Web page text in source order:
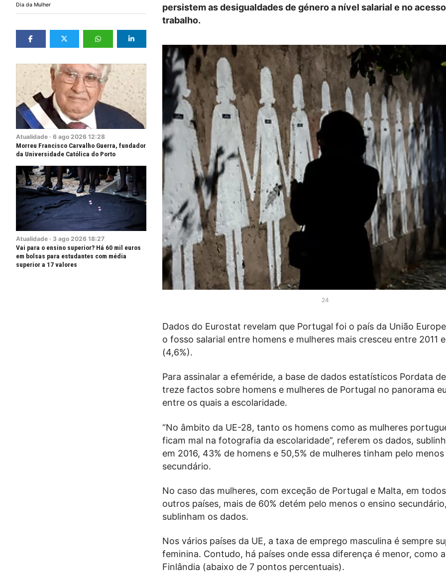
Dia da Mulher
Atualidade · 6 ago 2026 12:28
Morreu Francisco Carvalho Guerra, fundador
da Universidade Católica do Porto
Atualidade · 3 ago 2026 18:27
Vai para o ensino superior? Há 60 mil euros
em bolsas para estudantes com média
superior a 17 valores
persistem as desigualdades de género a nível salarial e no
trabalho.
24
Dados do Eurostat revelam que Portugal foi o país da União
o fosso salarial entre homens e mulheres mais cresceu entre 2011
(4,6%).
Para assinalar a efeméride, a base de dados estatísticos Pordata
treze factos sobre homens e mulheres de Portugal no panorama
entre os quais a escolaridade.
“No âmbito da UE-28, tanto os homens como as mulheres
ficam mal na fotografia da escolaridade”, referem os dados,
em 2016, 43% de homens e 50,5% de mulheres tinham pelo
secundário.
No caso das mulheres, com exceção de Portugal e Malta, em
outros países, mais de 60% detém pelo menos o ensino secundário,
sublinham os dados.
Nos vários países da UE, a taxa de emprego masculina é sempre
feminina. Contudo, há países onde essa diferença é menor, como
Finlândia (abaixo de 7 pontos percentuais).